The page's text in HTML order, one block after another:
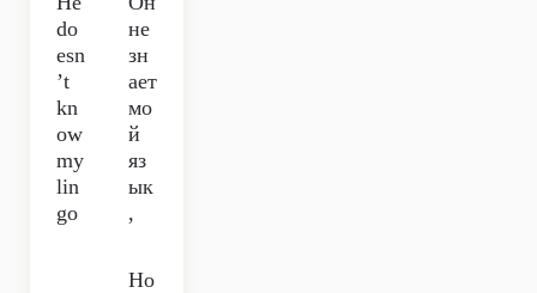
do
esn
’t
kn
ow
my
lin
go
не
зн
ает
мо
й
яз
ык
,
Но